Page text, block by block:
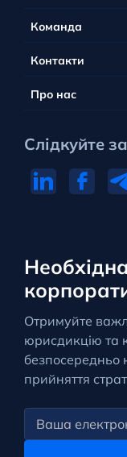
Отримуйте
юрисдикцію та
безпосередньо
прийняття
Команда
Контакти
Про нас
Слідкуйте